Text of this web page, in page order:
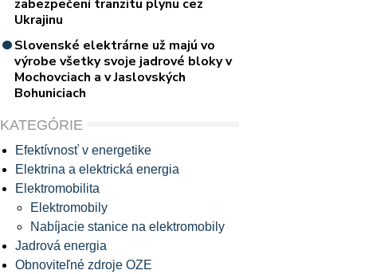
zabezpečení tranzitu plynu cez
Ukrajinu
Slovenské elektrárne už majú vo
výrobe všetky svoje jadrové bloky v
Mochovciach a v Jaslovských
Bohuniciach
KATEGÓRIE
Efektívnosť v energetike
Elektrina a elektrická energia
Elektromobilita
Elektromobily
Nabíjacie stanice na elektromobily
Jadrová energia
Obnoviteľné zdroje OZE